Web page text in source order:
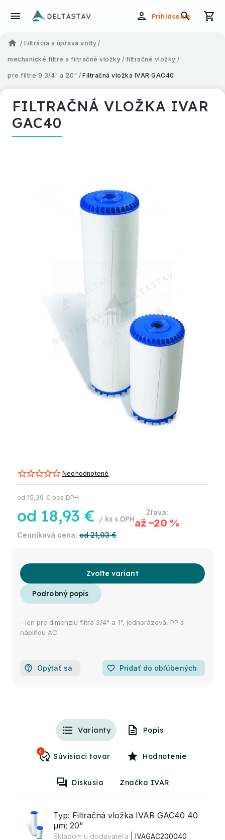
Prihlásenie
/ Filtrácia a úprava vody /
mechanické filtre a filtračné vložky / filtračné vložky /
pre filtre 9 3/4" a 20" / Filtračná vložka IVAR GAC40
FILTRAČNÁ VLOŽKA IVAR
GAC40
Neohodnotené
od 21,03 €
až –20 %
od 18,93 € / ks
od 15,39 € bez DPH
Zvoľte variant
- len pre dimenziu filtra 3/4" a 1", jednorázová, PP s
náplňou AC
Opýtať sa favorite_border Pridať do obľúbených
Varianty Popis
4
Hodnotenie
Diskusia Značka IVAR
Typ: Filtračná vložka IVAR GAC40 40
µm; 20"
Skladom u dodávateľa
| IVAGAC200040